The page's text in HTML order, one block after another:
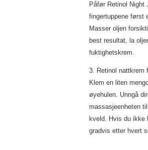
Påfør Retinol Night
fingertuppene først
Masser oljen
best resultat, la
fuktighetskrem.
3. Retinol nattkrem
Klem en liten
øyehulen. Unngå
massasjeenheten
kveld. Hvis du ikke
gradvis etter hvert